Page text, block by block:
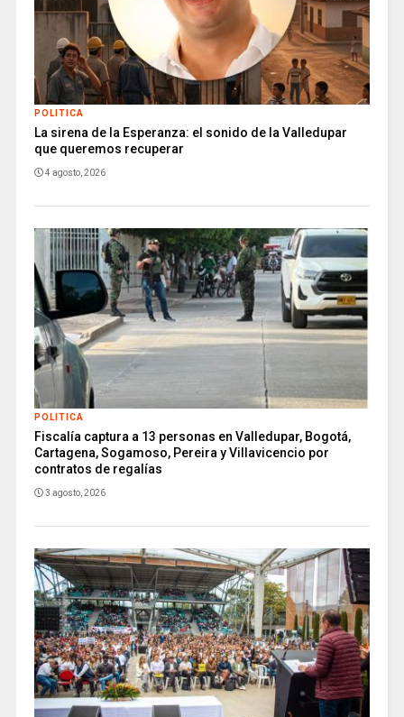
POLITICA
La sirena de la Esperanza: el sonido de la Valledupar
que queremos recuperar
4 agosto, 2026
POLITICA
Fiscalía captura a 13 personas en Valledupar, Bogotá,
Cartagena, Sogamoso, Pereira y Villavicencio por
contratos de regalías
3 agosto, 2026